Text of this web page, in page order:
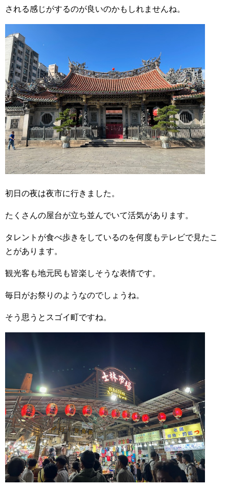
される感じがするのが良いのかもしれませんね。
初日の夜は夜市に行きました。
たくさんの屋台が立ち並んでいて活気があります。
タレントが食べ歩きをしているのを何度もテレビで見たこ
とがあります。
観光客も地元民も皆楽しそうな表情です。
毎日がお祭りのようなのでしょうね。
そう思うとスゴイ町ですね。